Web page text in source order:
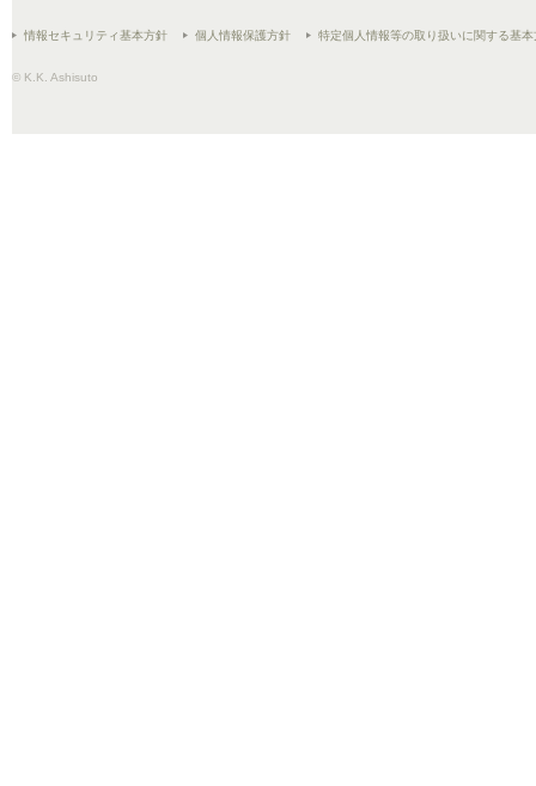
情報セキュリティ基本方針 個人情報保護方針 特定個人情報等の取り扱いに関する基本
© K.K. Ashisuto